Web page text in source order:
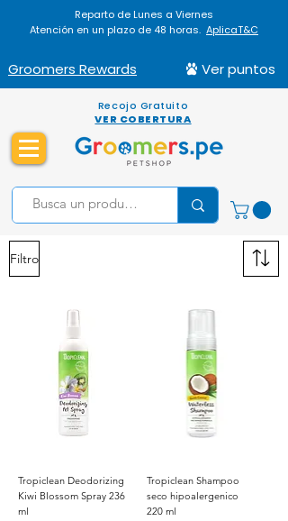
Reparto de Lunes a Viernes
Atención en un plazo de 48 horas. AplicaT&C
Groomers Rewards Ver puntos
Recojo Gratuito
VER COBERTURA
Filtro
Tropiclean Deodorizing
Kiwi Blossom Spray 236
ml
Tropiclean Shampoo
seco hipoalergenico
220 ml